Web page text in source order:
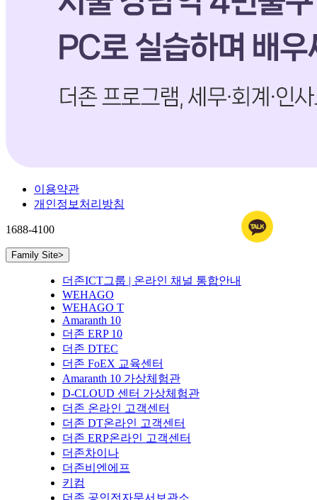
이용약관
개인정보처리방침
1688-4100
Family Site>
더존ICT그룹 | 온라인 채널 통합안내
WEHAGO
WEHAGO T
Amaranth 10
더존 ERP 10
더존 DTEC
더존 FoEX 교육센터
Amaranth 10 가상체험관
D-CLOUD 센터 가상체험관
더존 온라인 고객센터
더존 DT온라인 고객센터
더존 ERP온라인 고객센터
더존차이나
더존비엔에프
키컴
더존 공인전자문서보관소